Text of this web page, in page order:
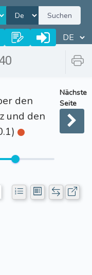
Suchen
den
und den
Nächste
Seite